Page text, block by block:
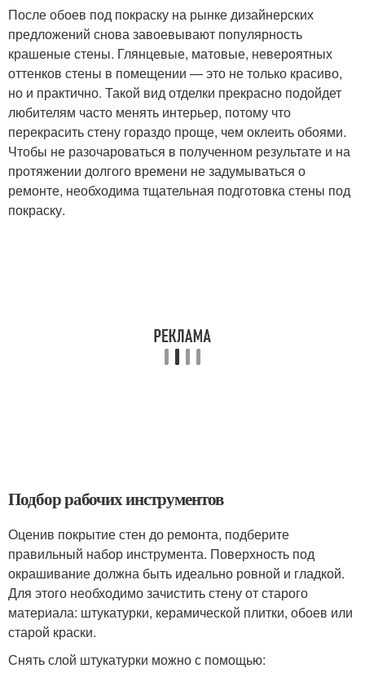
После обоев под покраску на рынке дизайнерских
предложений снова завоевывают популярность
крашеные стены. Глянцевые, матовые, невероятных
оттенков стены в помещении — это не только красиво,
но и практично. Такой вид отделки прекрасно подойдет
любителям часто менять интерьер, потому что
перекрасить стену гораздо проще, чем оклеить обоями.
Чтобы не разочароваться в полученном результате и на
протяжении долгого времени не задумываться о
ремонте, необходима тщательная подготовка стены под
покраску.
Подбор рабочих инструментов
Оценив покрытие стен до ремонта, подберите
правильный набор инструмента. Поверхность под
окрашивание должна быть идеально ровной и гладкой.
Для этого необходимо зачистить стену от старого
материала: штукатурки, керамической плитки, обоев или
старой краски.
Снять слой штукатурки можно с помощью: